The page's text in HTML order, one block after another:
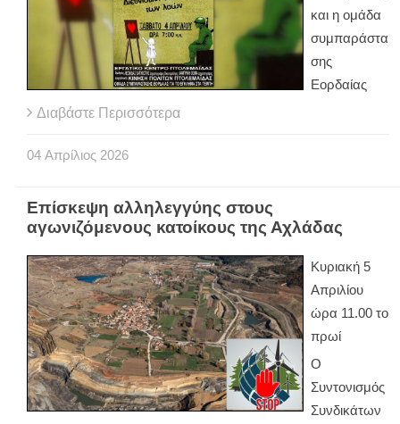
και η ομάδα
συμπαράστα
σης
Εορδαίας
Διαβάστε Περισσότερα
04 Απρίλιος 2026
Επίσκεψη αλληλεγγύης στους
αγωνιζόμενους κατοίκους της Αχλάδας
Κυριακή 5
Απριλίου
ώρα 11.00 το
πρωί
Ο
Συντονισμός
Συνδικάτων